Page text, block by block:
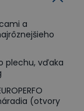
a
plechu, vďaka
(otvory